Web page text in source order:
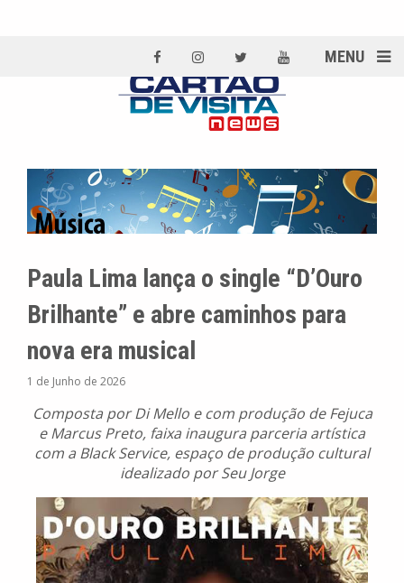
MENU
Paula Lima lança o single “D’Ouro
Brilhante” e abre caminhos para
nova era musical
1 de Junho de 2026
Composta por Di Mello e com produção de Fejuca
e Marcus Preto, faixa inaugura parceria artística
com a Black Service, espaço de produção cultural
idealizado por Seu Jorge